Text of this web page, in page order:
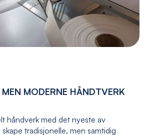
MODERNE HÅNDTVERK
håndverk med det nyeste av
tradisjonelle, men samtidig